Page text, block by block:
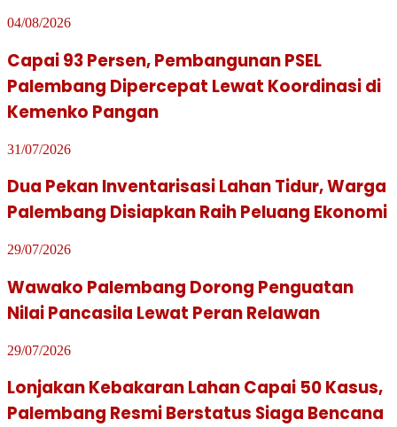
04/08/2026
Capai 93 Persen, Pembangunan PSEL
Palembang Dipercepat Lewat Koordinasi di
Kemenko Pangan
31/07/2026
Dua Pekan Inventarisasi Lahan Tidur, Warga
Palembang Disiapkan Raih Peluang Ekonomi
29/07/2026
Wawako Palembang Dorong Penguatan
Nilai Pancasila Lewat Peran Relawan
29/07/2026
Lonjakan Kebakaran Lahan Capai 50 Kasus,
Palembang Resmi Berstatus Siaga Bencana